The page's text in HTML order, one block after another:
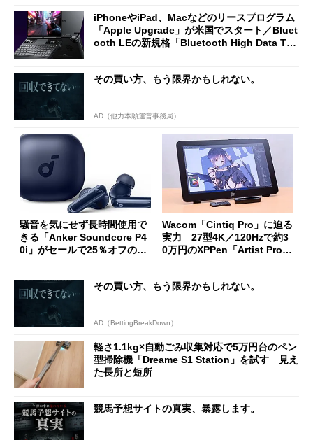
iPhoneやiPad、Macなどのリースプログラム
「Apple Upgrade」が米国でスタート／Bluet
ooth LEの新規格「Bluetooth High Data Thr
その買い方、もう限界かもしれない。
AD（他力本願運営事務局）
騒音を気にせず長時間使用で
きる「Anker Soundcore P4
0i」がセールで25％オフの59
Wacom「Cintiq Pro」に迫る
実力 27型4K／120Hzで約3
0万円のXPPen「Artist Pro 2
その買い方、もう限界かもしれない。
AD（BettingBreakDown）
軽さ1.1kg×自動ごみ収集対応で5万円台のペン
型掃除機「Dreame S1 Station」を試す 見え
た長所と短所
競馬予想サイトの真実、暴露します。